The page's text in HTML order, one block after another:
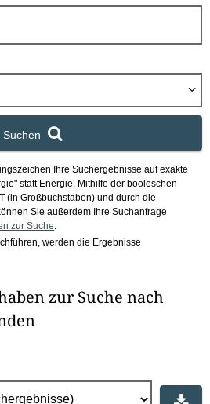
Suchen
Ihre Suchergebnisse auf exakte
statt Energie. Mithilfe der booleschen
(in Großbuchstaben) und durch die
Sie außerdem Ihre Suchanfrage
zur Suche
werden die Ergebnisse
zur Suche nach